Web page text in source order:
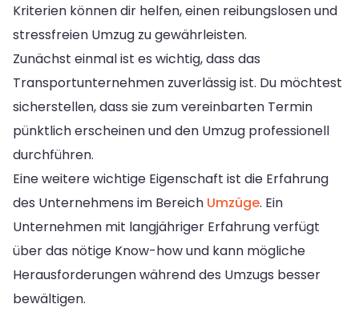
Kriterien können dir helfen, einen reibungslosen und
stressfreien Umzug zu gewährleisten.
Zunächst einmal ist es wichtig, dass das
Transportunternehmen zuverlässig ist. Du möchtest
sicherstellen, dass sie zum vereinbarten Termin
pünktlich erscheinen und den Umzug professionell
durchführen.
Eine weitere wichtige Eigenschaft ist die Erfahrung
des Unternehmens im Bereich Umzüge. Ein
Unternehmen mit langjähriger Erfahrung verfügt
über das nötige Know-how und kann mögliche
Herausforderungen während des Umzugs besser
bewältigen.